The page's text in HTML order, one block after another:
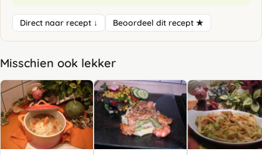
Direct naar recept ↓ Beoordeel dit recept ★
Misschien ook lekker